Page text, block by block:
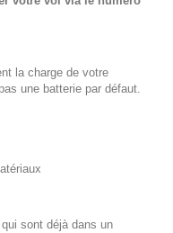
la charge de votre
une batterie par défaut.
sont déjà dans un